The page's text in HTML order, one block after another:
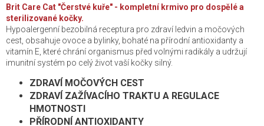
Brit Care Cat "Čerstvé kuře" - kompletní krmivo pro dospělé a
sterilizované kočky.
Hypoalergenní bezobilná receptura pro zdraví ledvin a močových
cest, obsahuje ovoce a bylinky, bohaté na přírodní antioxidanty a
vitamín E, které chrání organismus před volnými radikály a udržují
imunitní systém po celý život vaší kočky silný.
ZDRAVÍ MOČOVÝCH CEST
ZDRAVÍ ZAŽÍVACÍHO TRAKTU A REGULACE
HMOTNOSTI
PŘÍRODNÍ ANTIOXIDANTY